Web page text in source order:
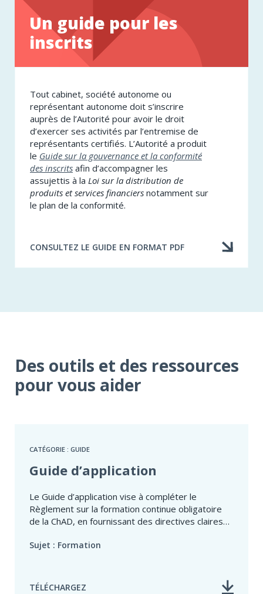
Un guide pour les
inscrits
Tout cabinet, société autonome ou
représentant autonome doit s’inscrire
auprès de l’Autorité pour avoir le droit
d’exercer ses activités par l’entremise de
représentants certifiés. L’Autorité a produit
le Guide sur la gouvernance et la conformité
des inscrits afin d’accompagner les
assujettis à la Loi sur la distribution de
produits et services financiers notamment sur
le plan de la conformité.
CONSULTEZ LE GUIDE EN FORMAT PDF
Des outils et des ressources
pour vous aider
CATÉGORIE : GUIDE
Guide d’application
Le Guide d’application vise à compléter le
Règlement sur la formation continue obligatoire
de la ChAD, en fournissant des directives claires
dispensateurs de formation et les formateurs.
Sujet : Formation
TÉLÉCHARGEZ